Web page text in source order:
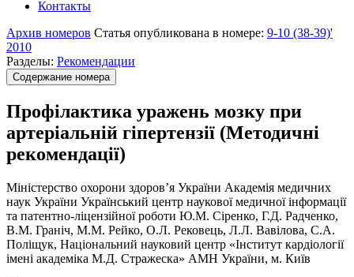
Контакты
Архив номеров Статья опубликована в номере: 9-10 (38-39)'
2010
Разделы: Рекомендации
Содержание номера
Профілактика уражень мозку при
артеріальній гіпертензії (Методичні
рекомендації)
Міністерство охорони здоров’я України Академія медичних
наук України Український центр наукової медичної інформації
та патентно-ліцензійної роботи Ю.М. Сіренко, Г.Д. Радченко,
В.М. Граніч, М.М. Рейко, О.Л. Рековець, Л.Л. Вавілова, С.А.
Поліщук, Національний науковий центр «Інститут кардіології
імені академіка М.Д. Стражеска» АМН України, м. Київ